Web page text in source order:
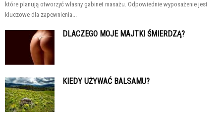
które planują otworzyć własny gabinet masażu. Odpowiednie wyposażenie jest
kluczowe dla zapewnienia...
DLACZEGO MOJE MAJTKI ŚMIERDZĄ?
KIEDY UŻYWAĆ BALSAMU?